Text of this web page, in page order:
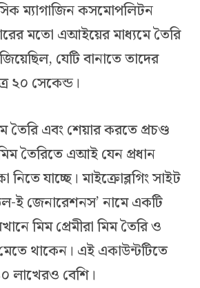
ম্যাগাজিন কসমোপলিটন
মতো এআইয়ের মাধ্যমে তৈরি
যেটি বানাতে তাদের
২০ সেকেন্ড।
তৈরি এবং শেয়ার করতে প্রচণ্ড
তৈরিতে এআই যেন প্রধান
নিতে যাচ্ছে। মাইক্রোব্লগিং সাইট
ই জেনারেশনস’ নামে একটি
মিম প্রেমীরা মিম তৈরি ও
থাকেন। এই একাউন্টটিতে
লাখেরও বেশি।